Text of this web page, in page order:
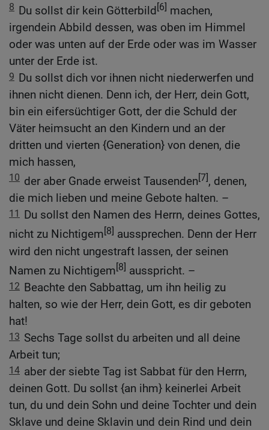
8 Du sollst dir kein Götterbild[6] machen,
irgendein Abbild dessen, was oben im Himmel
oder was unten auf der Erde oder was im Wasser
unter der Erde ist.
9 Du sollst dich vor ihnen nicht niederwerfen und
ihnen nicht dienen. Denn ich, der Herr, dein Gott,
bin ein eifersüchtiger Gott, der die Schuld der
Väter heimsucht an den Kindern und an der
dritten und vierten {Generation} von denen, die
mich hassen,
10 der aber Gnade erweist Tausenden[7], denen,
die mich lieben und meine Gebote halten. –
11
Du sollst den Namen des Herrn, deines Gottes,
nicht zu Nichtigem[8] aussprechen. Denn der Herr
wird den nicht ungestraft lassen, der seinen
Namen zu Nichtigem[8] ausspricht. –
12 Beachte den Sabbattag, um ihn heilig zu
halten, so wie der Herr, dein Gott, es dir geboten
hat!
13 Sechs Tage sollst du arbeiten und all deine
Arbeit tun;
14 aber der siebte Tag ist Sabbat für den Herrn,
deinen Gott. Du sollst {an ihm} keinerlei Arbeit
tun, du und dein Sohn und deine Tochter und dein
Sklave und deine Sklavin und dein Rind und dein